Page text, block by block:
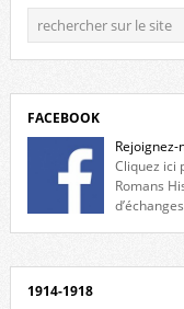
FACEBOOK
Rejoignez-
Cliquez ici
Romans
1914-1918